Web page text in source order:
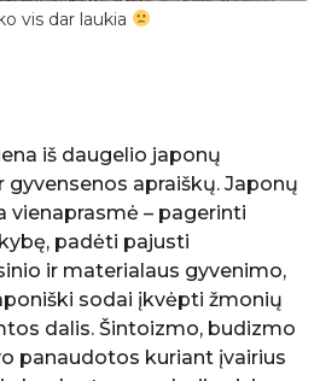
vis dar laukia
iš daugelio japonų
apraiškų. Japonų
vienaprasmė – pagerinti
padėti pajusti
ir materialaus gyvenimo,
sodai įkvėpti žmonių
dalis. Šintoizmo, budizmo
panaudotos kuriant įvairius